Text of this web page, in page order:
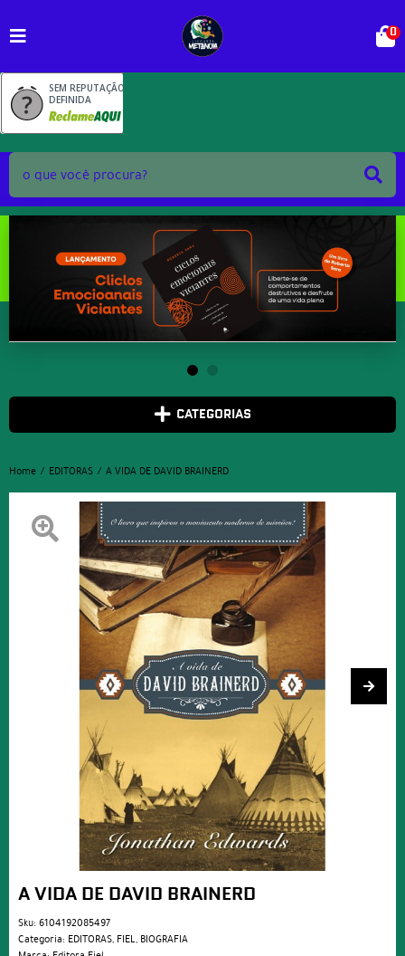
SEM REPUTAÇÃO
DEFINIDA
0
CATEGORIAS
Home EDITORAS A VIDA DE DAVID BRAINERD
A VIDA DE DAVID BRAINERD
Sku: 6104192085497
Categoria: EDITORAS, FIEL, BIOGRAFIA